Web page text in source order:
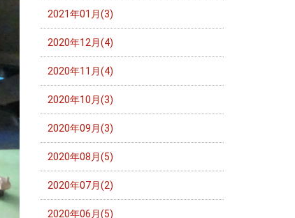
2021年01月(3)
2020年12月(4)
2020年11月(4)
2020年10月(3)
2020年09月(3)
2020年08月(5)
2020年07月(2)
2020年06月(5)